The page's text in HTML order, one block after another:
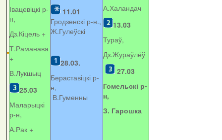
Івацевіцкі р-
н,
Дз.Кіцель +
Т.Раманава
+
В.Лукшыц
25.03
Маларыцкі
р-н,
А.Рак +
11.01
Гродзенскі р-н.,
Ж.Гулеўскі
28.03.
Бераставіцкі р-
н,
В.Гуменны
А.Халандач
13.03
Тураў,
Дз.Жураўлёў
27.03
Гомельскі р-
н,
З. Гарошка